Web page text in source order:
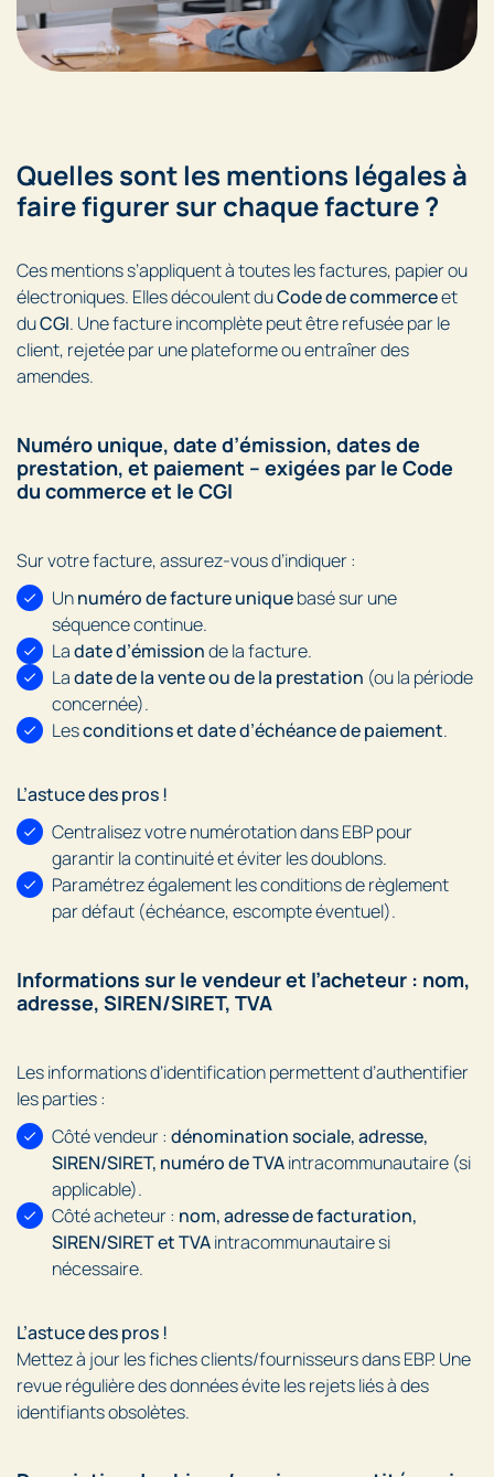
Quelles sont les mentions légales à
faire figurer sur chaque facture ?
Ces mentions s’appliquent à toutes les factures, papier ou
électroniques. Elles découlent duCode de commerceet
duCGI. Une facture incomplète peut être refusée par le
client, rejetée par une plateforme ou entraîner des
amendes.
Numéro unique, date d’émission, dates de
prestation, et paiement – exigées par le Code
du commerce et le CGI
Sur votre facture, assurez-vous d’indiquer :
Unnuméro de facture uniquebasé sur une
séquence continue.
Ladate d’émissionde la facture.
Ladate de la vente ou de la prestation (ou la période
concernée).
Lesconditions et date d’échéance de paiement.
L’astuce des pros !
Centralisez votre numérotation dans EBP pour
garantir la continuité et éviter les doublons.
Paramétrez également les conditions de règlement
par défaut (échéance, escompte éventuel).
Informations sur le vendeur et l’acheteur : nom,
adresse, SIREN/SIRET, TVA
Les informations d’identification permettent d’authentifier
les parties :
Côté vendeur : dénomination sociale, adresse,
SIREN/SIRET, numéro de TVAintracommunautaire (si
applicable).
Côté acheteur : nom, adresse de facturation,
SIREN/SIRET et TVAintracommunautaire si
nécessaire.
L’astuce des pros !
Mettez à jour les fiches clients/fournisseurs dans EBP. Une
revue régulière des données évite les rejets liés à des
identifiants obsolètes.